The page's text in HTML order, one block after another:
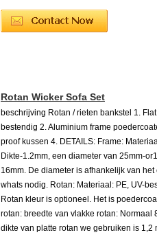
Rotan Wicker Sofa Set
beschrijving Rotan / rieten bankstel 1.
bestendig 2. Aluminium frame
proof kussen 4. DETAILS: Frame:
Dikte-1.2mm, een diameter van 25mm-
16mm. De diameter is afhankelijk van het
whats nodig. Rotan: Materiaal: PE, UV-
Rotan kleur is optioneel. Het is
rotan: breedte van vlakke rotan: Normaal
dikte van platte rotan we gebruiken is 1,2